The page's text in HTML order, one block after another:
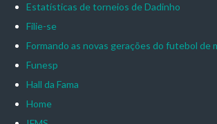
Estatísticas de torneios de Dadinho
Filie-se
Formando as novas gerações do futebol de
Funesp
Hall da Fama
Home